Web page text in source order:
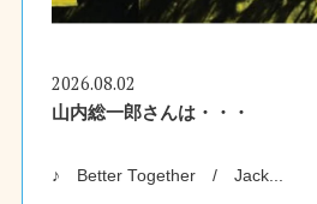
2026.08.02
山内総一郎さんは・・・
♪ Better Together / Jack...